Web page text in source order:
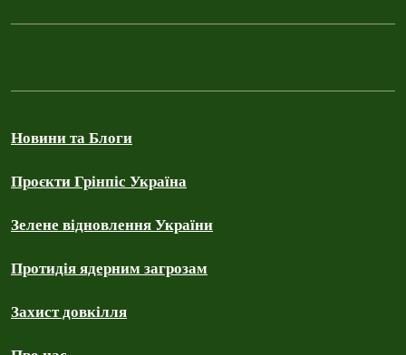
Новини та Блоги
Проєкти Грінпіс Україна
Зелене відновлення України
Протидія ядерним загрозам
Захист довкілля